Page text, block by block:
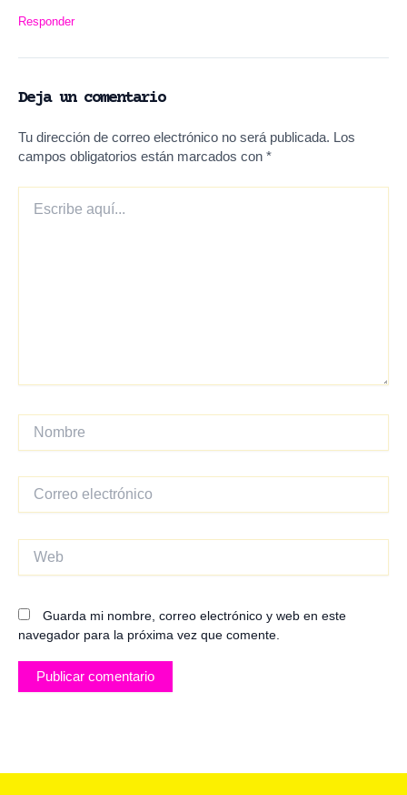
Responder
Deja un comentario
Tu dirección de correo electrónico no será publicada. Los
campos obligatorios están marcados con *
aquí...
Correo
electrónico
Guarda mi nombre, correo electrónico y web en este
navegador para la próxima vez que comente.